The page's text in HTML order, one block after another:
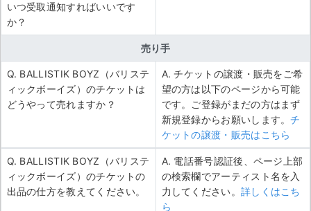
いつ受取通知すればいいです
か？
売り手
Q. BALLISTIK BOYZ（バリステ
ィックボーイズ）のチケットは
どうやって売れますか？
A. チケットの譲渡・販売をご希
望の方は以下のページから可能
です。ご登録がまだの方はまず
新規登録からお願いします。チ
ケットの譲渡・販売はこちら
Q. BALLISTIK BOYZ（バリステ
ィックボーイズ）のチケットの
出品の仕方を教えてください。
A. 電話番号認証後、ページ上部
の検索欄でアーティスト名を入
力してください。 詳しくはこち
ら